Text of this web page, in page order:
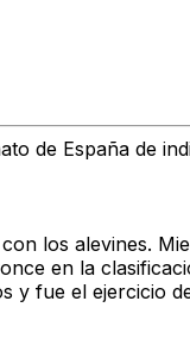
de España de
los alevines.
en la
y fue el ejercicio